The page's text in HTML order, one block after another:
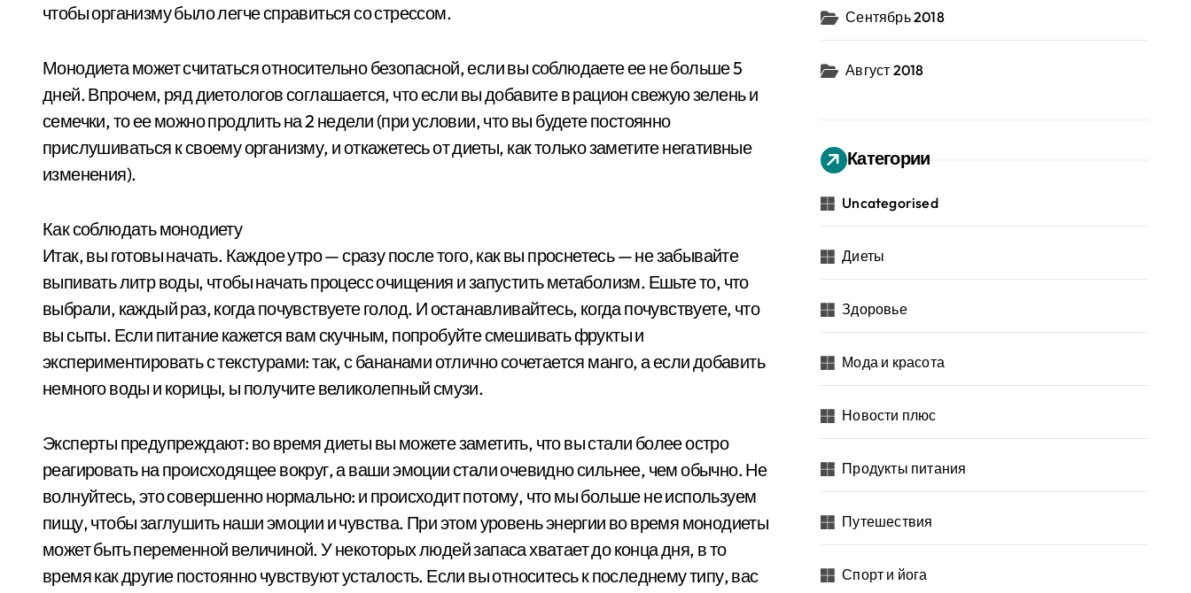
чтобы организму было легче справиться со стрессом.
Монодиета может считаться относительно безопасной, если вы соблюдаете ее не больше 5
дней. Впрочем, ряд диетологов соглашается, что если вы добавите в рацион свежую зелень и
семечки, то ее можно продлить на 2 недели (при условии, что вы будете постоянно
прислушиваться к своему организму, и откажетесь от диеты, как только заметите негативные
изменения).
Как соблюдать монодиету
Итак, вы готовы начать. Каждое утро — сразу после того, как вы проснетесь — не забывайте
выпивать литр воды, чтобы начать процесс очищения и запустить метаболизм. Ешьте то, что
выбрали, каждый раз, когда почувствуете голод. И останавливайтесь, когда почувствуете, что
вы сыты. Если питание кажется вам скучным, попробуйте смешивать фрукты и
экспериментировать с текстурами: так, с бананами отлично сочетается манго, а если добавить
немного воды и корицы, ы получите великолепный смузи.
Эксперты предупреждают: во время диеты вы можете заметить, что вы стали более остро
реагировать на происходящее вокруг, а ваши эмоции стали очевидно сильнее, чем обычно. Не
волнуйтесь, это совершенно нормально: и происходит потому, что мы больше не используем
пищу, чтобы заглушить наши эмоции и чувства. При этом уровень энергии во время монодиеты
может быть переменной величиной. У некоторых людей запаса хватает до конца дня, в то
время как другие постоянно чувствуют усталость. Если вы относитесь к последнему типу, вас
Сентябрь 2018
Август 2018
Категории
Uncategorised
Диеты
Здоровье
Мода и красота
Новости плюс
Продукты питания
Путешествия
Спорт и йога